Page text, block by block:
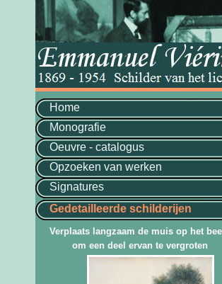
Home
Monografie
Oeuvre - catalogus
Opzoeken van werken
Signatures
Gedetailleerde schilderijen
Verplaats langzaam de muis op het
om een deel ervan te vergroten